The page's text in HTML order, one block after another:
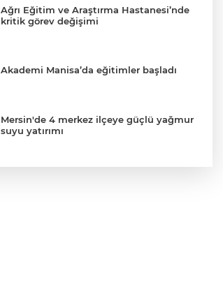
Ağrı Eğitim ve Araştırma Hastanesi’nde
kritik görev değişimi
Akademi Manisa’da eğitimler başladı
Mersin'de 4 merkez ilçeye güçlü yağmur
suyu yatırımı